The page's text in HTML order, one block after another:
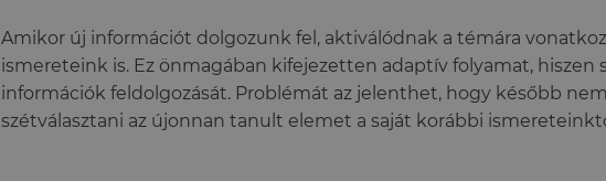
Amikor új információt dolgozunk fel, aktiválódnak a témára
ismereteink is. Ez önmagában kifejezetten adaptív folyamat, hiszen
információk feldolgozását. Problémát az jelenthet, hogy később
szétválasztani az újonnan tanult elemet a saját korábbi